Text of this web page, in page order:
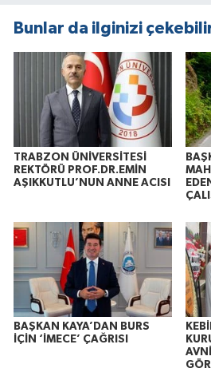
Bunlar da ilginizi
TRABZON ÜNİVERSİTESİ
REKTÖRÜ PROF.DR.EMİN
AŞIKKUTLU’NUN ANNE ACISI
BAŞKAN KAYA’DAN BURS
İÇİN ‘İMECE’ ÇAĞRISI